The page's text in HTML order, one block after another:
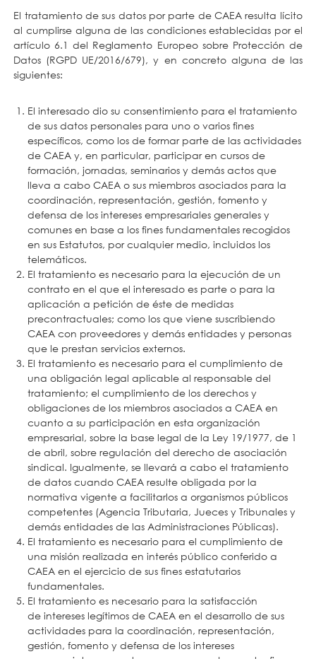
El tratamiento de sus datos por parte de CAEA resulta lícito
al cumplirse alguna de las condiciones establecidas por el
artículo 6.1 del Reglamento Europeo sobre Protección de
Datos (RGPD UE/2016/679), y en concreto alguna de las
siguientes:
El interesado dio su consentimiento para el tratamiento
de sus datos personales para uno o varios fines
específicos, como los de formar parte de las actividades
de CAEA y, en particular, participar en cursos de
formación, jornadas, seminarios y demás actos que
lleva a cabo CAEA o sus miembros asociados para la
coordinación, representación, gestión, fomento y
defensa de los intereses empresariales generales y
comunes en base a los fines fundamentales recogidos
en sus Estatutos, por cualquier medio, incluidos los
telemáticos.
El tratamiento es necesario para la ejecución de un
contrato en el que el interesado es parte o para la
aplicación a petición de éste de medidas
precontractuales; como los que viene suscribiendo
CAEA con proveedores y demás entidades y personas
que le prestan servicios externos.
El tratamiento es necesario para el cumplimiento de
una obligación legal aplicable al responsable del
tratamiento; el cumplimiento de los derechos y
obligaciones de los miembros asociados a CAEA en
cuanto a su participación en esta organización
empresarial, sobre la base legal de la Ley 19/1977, de 1
de abril, sobre regulación del derecho de asociación
sindical. Igualmente, se llevará a cabo el tratamiento
de datos cuando CAEA resulte obligada por la
normativa vigente a facilitarlos a organismos públicos
competentes (Agencia Tributaria, Jueces y Tribunales y
demás entidades de las Administraciones Públicas).
El tratamiento es necesario para el cumplimiento de
una misión realizada en interés público conferido a
CAEA en el ejercicio de sus fines estatutarios
fundamentales.
El tratamiento es necesario para la satisfacción
de intereses legítimos de CAEA en el desarrollo de sus
actividades para la coordinación, representación,
gestión, fomento y defensa de los intereses